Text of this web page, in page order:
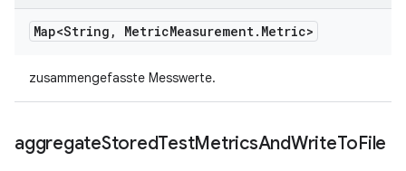
Map<String , MetricMeasurement. Metric>
zusammengefasste Messwerte.
aggregateStoredTestMetricsAndWriteToFile